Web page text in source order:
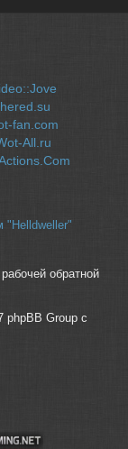
fan.com
All.ru
"Helldweller"
обратной
phpBB Group с